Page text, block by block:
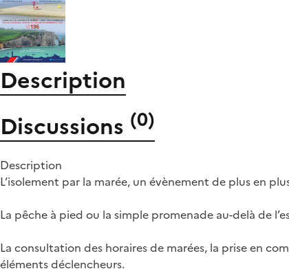
Description
Discussions (0)
Description
L’isolement par la marée, un évènement de plus en
La pêche à pied ou la simple promenade au-delà de
La consultation des horaires de marées, la prise en
éléments déclencheurs.